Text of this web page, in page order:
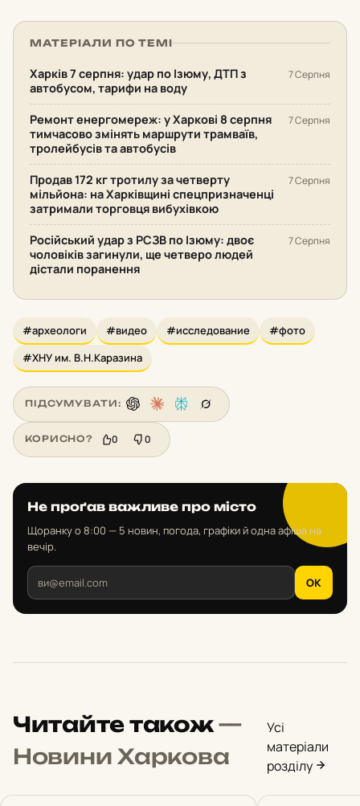
МАТЕРІАЛИ ПО ТЕМІ
Харків 7 серпня: удар по Ізюму, ДТП з
автобусом, тарифи на воду
7 Серпня
Ремонт енергомереж: у Харкові 8 серпня
тимчасово змінять маршрути трамваїв,
тролейбусів та автобусів
7 Серпня
Продав 172 кг тротилу за четверту
мільйона: на Харківщині спецпризначенці
затримали торговця вибухівкою
7 Серпня
Російський удар з РСЗВ по Ізюму: двоє
чоловіків загинули, ще четверо людей
дістали поранення
7 Серпня
#археологи #видео #исследование
#фото
#ХНУ им. В.Н.Каразина
ПІДСУМУВАТИ:
КОРИСНО? 0 0
Не проґав важливе про місто
Щоранку о 8:00 — 5 новин, погода, графіки й одна афіша на
вечір.
OK
Читайте також—
Новини Харкова
Усі
матеріали
розділу